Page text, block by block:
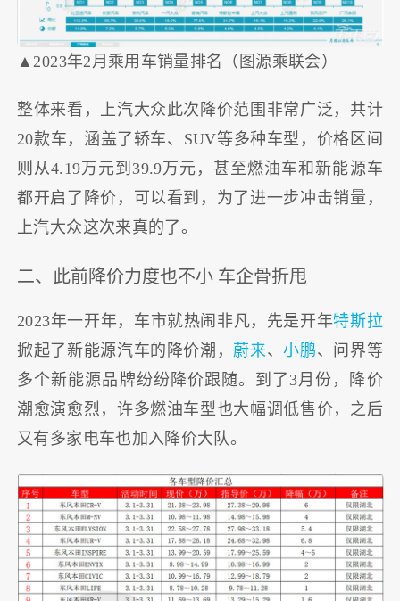
▲2023年2月乘用车销量排名（图源乘联会）
整体来看，上汽大众此次降价范围非常广泛，共计
20款车，涵盖了轿车、SUV等多种车型，价格区间
则从4.19万元到39.9万元，甚至燃油车和新能源车
都开启了降价，可以看到，为了进一步冲击销量，
上汽大众这次来真的了。
二、此前降价力度也不小 车企骨折甩
2023年一开年，车市就热闹非凡，先是开年特斯拉
掀起了新能源汽车的降价潮， 蔚来、小鹏、问界等
多个新能源品牌纷纷降价跟随。到了3月份，降价
潮愈演愈烈，许多燃油车型也大幅调低售价，之后
又有多家电车也加入降价大队。